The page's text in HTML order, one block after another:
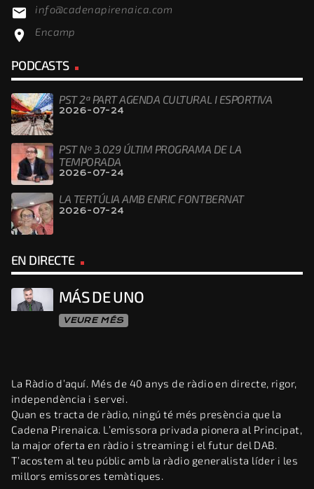
email info@cadenapirenaica.com
location_on Encamp
PODCASTS
PST 2ª PART AGENDA CULTURAL I ESPORTIVA
2026-07-24
PST Nº 3.029 ÚLTIM PROGRAMA DE LA
TEMPORADA
2026-07-24
LA TERTÚLIA AMB ENRIC FONTBERNAT
2026-07-24
EN DIRECTE
MÁS DE UNO
VEURE MÉS
La Ràdio d’aquí. Més de 40 anys de ràdio en directe, rigor,
independència i servei.
Quan es tracta de ràdio, ningú té més presència que la
Cadena Pirenaica. L’emissora privada pionera al Principat,
la major oferta en ràdio i streaming i el futur del DAB.
T’acostem al teu públic amb la ràdio generalista líder i les
millors emissores temàtiques.